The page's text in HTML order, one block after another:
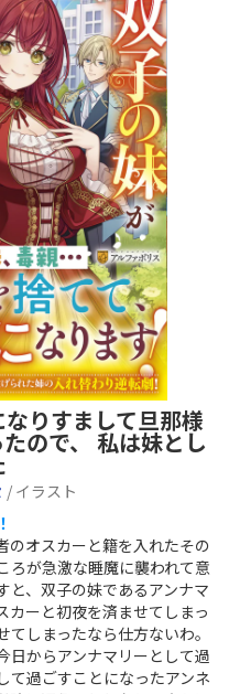
りすまして旦那様
ので、 私は妹とし
/ イラスト
のオスカーと籍を入れたその
ろが急激な睡魔に襲われて意
と、双子の妹であるアンナマ
カーと初夜を済ませてしまっ
しまったなら仕方ないわ。
日からアンナマリーとして過
て過ごすことになったアンネ